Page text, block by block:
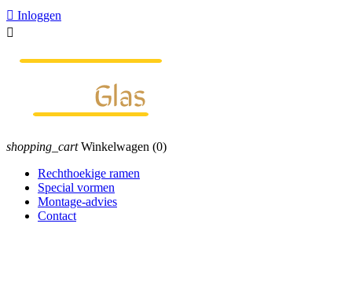
 Inloggen

shopping_cart Winkelwagen (0)
Rechthoekige ramen
Special vormen
Montage-advies
Contact